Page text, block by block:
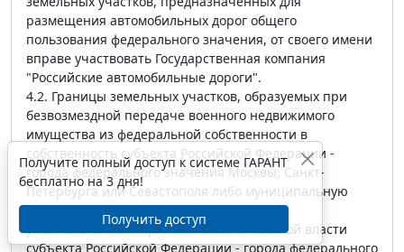
размещения автомобильных дорог общего
пользования федерального значения, от своего имени
вправе участвовать Государственная компания
"Российские автомобильные дороги".
4.2. Границы земельных участков, образуемых при
безвозмездной передаче военного недвижимого
имущества из федеральной собственности в
собственность субъекта Российской Федерации -
города федерального значения Москвы, Санкт-
Петербурга или Севастополя либо муниципальную
собственность, подлежат согласованию с
уполномоченным органом исполнительной власти
субъекта Российской Федерации - города федерального
Получите полный доступ к системе ГАРАНТ
бесплатно на 3 дня!
Получить доступ